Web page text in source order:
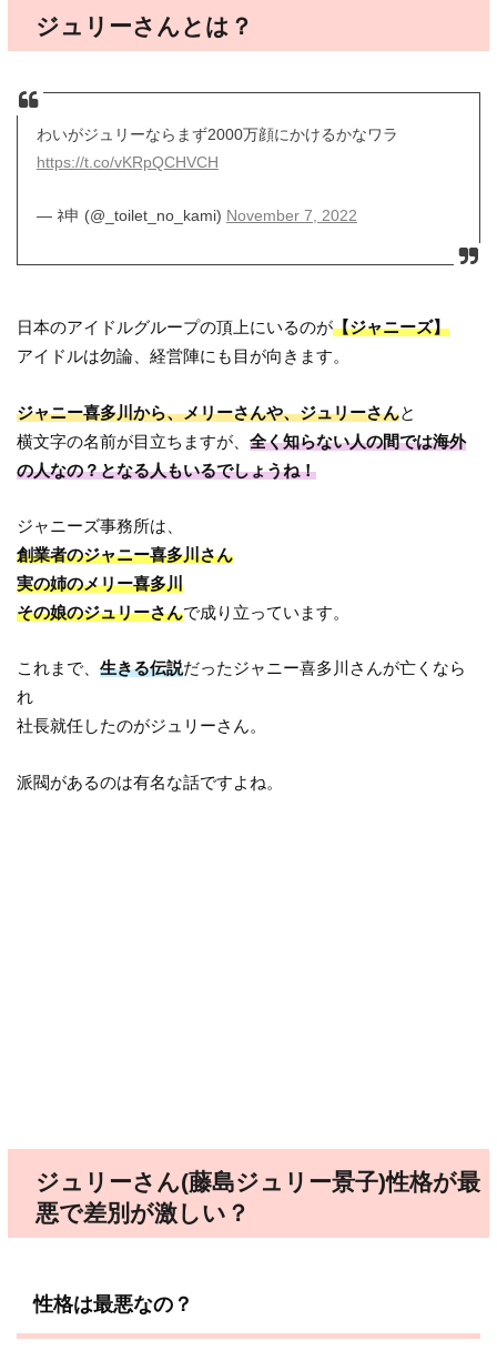
ジュリーさんとは？
わいがジュリーならまず2000万顔にかけるかなワラ
https://t.co/vKRpQCHVCH
— ﾈ申 (@_toilet_no_kami) November 7, 2022
日本のアイドルグループの頂上にいるのが【ジャニーズ】
アイドルは勿論、経営陣にも目が向きます。
ジャニー喜多川から、メリーさんや、ジュリーさんと
横文字の名前が目立ちますが、全く知らない人の間では海外
の人なの？となる人もいるでしょうね！
ジャニーズ事務所は、
創業者のジャニー喜多川さん
実の姉のメリー喜多川
その娘のジュリーさんで成り立っています。
これまで、生きる伝説だったジャニー喜多川さんが亡くなら
れ
社長就任したのがジュリーさん。
派閥があるのは有名な話ですよね。
ジュリーさん(藤島ジュリー景子)性格が最
悪で差別が激しい？
性格は最悪なの？